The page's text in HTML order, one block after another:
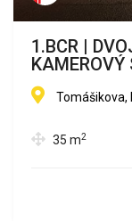
1.BCR |
ULICA
Tomášikova,
35 m2